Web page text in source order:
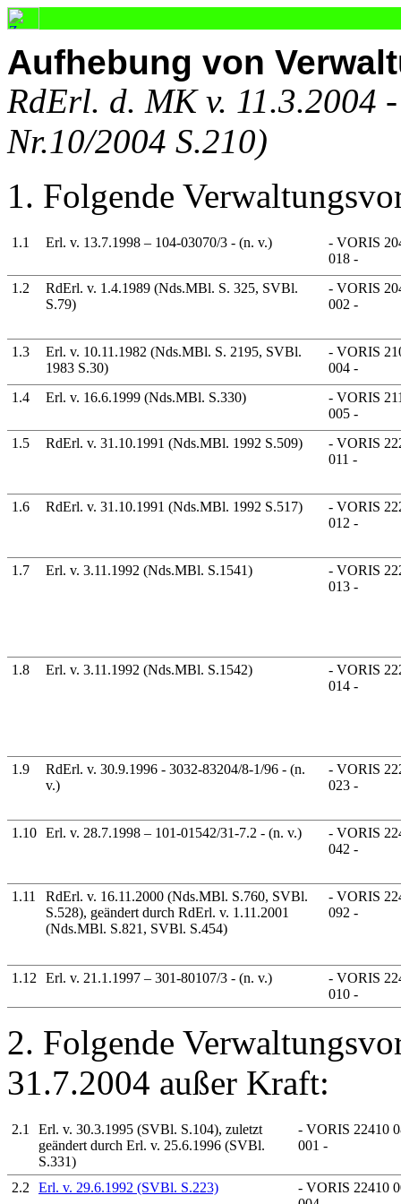
Aufhebung von
RdErl. d. MK v. 11.3.2004
Nr.10/2004 S.210)
1. Folgende
1.1 Erl. v. 13.7.1998 – 104-03070/3 - (n. v.)
- VORIS
018 -
1.2
RdErl. v. 1.4.1989 (Nds.MBl. S. 325, SVBl.
S.79)
- VORIS
002 -
1.3
Erl. v. 10.11.1982 (Nds.MBl. S. 2195, SVBl.
1983 S.30)
- VORIS
004 -
1.4
Erl. v. 16.6.1999 (Nds.MBl. S.330)
- VORIS
005 -
1.5
RdErl. v. 31.10.1991 (Nds.MBl. 1992 S.509)
- VORIS
011 -
1.6 RdErl. v. 31.10.1991 (Nds.MBl. 1992 S.517)
- VORIS
012 -
1.7 Erl. v. 3.11.1992 (Nds.MBl. S.1541)
- VORIS
013 -
1.8 Erl. v. 3.11.1992 (Nds.MBl. S.1542)
- VORIS
014 -
1.9
RdErl. v. 30.9.1996 - 3032-83204/8-1/96 - (n.
v.)
- VORIS
023 -
1.10 Erl. v. 28.7.1998 – 101-01542/31-7.2 - (n. v.)
- VORIS
042 -
1.11
RdErl. v. 16.11.2000 (Nds.MBl. S.760, SVBl.
S.528), geändert durch RdErl. v. 1.11.2001
(Nds.MBl. S.821, SVBl. S.454)
- VORIS
092 -
1.12 Erl. v. 21.1.1997 – 301-80107/3 - (n. v.)
- VORIS
010 -
2. Folgende
31.7.2004 außer Kraft:
2.1
Erl. v. 30.3.1995 (SVBl. S.104), zuletzt
geändert durch Erl. v. 25.6.1996 (SVBl.
S.331)
- VORIS 22410
001 -
2.2 Erl. v. 29.6.1992 (SVBl. S.223)
- VORIS 22410